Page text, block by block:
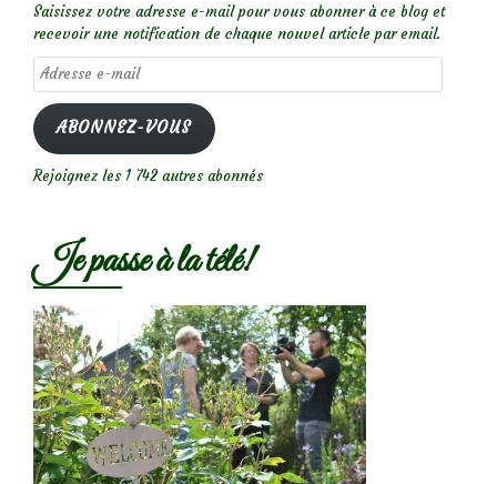
Saisissez votre adresse e-mail pour vous abonner à ce blog et
recevoir une notification de chaque nouvel article par email.
Adresse
e-
mail
ABONNEZ-VOUS
Rejoignez les 1 742 autres abonnés
Je passe à la télé!